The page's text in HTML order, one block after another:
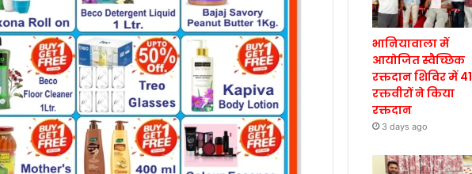
भानियावाला में
आयोजित स्वैच्छिक
रक्तदान शिविर में 41
रक्तवीरों ने किया
रक्तदान
3 days ago